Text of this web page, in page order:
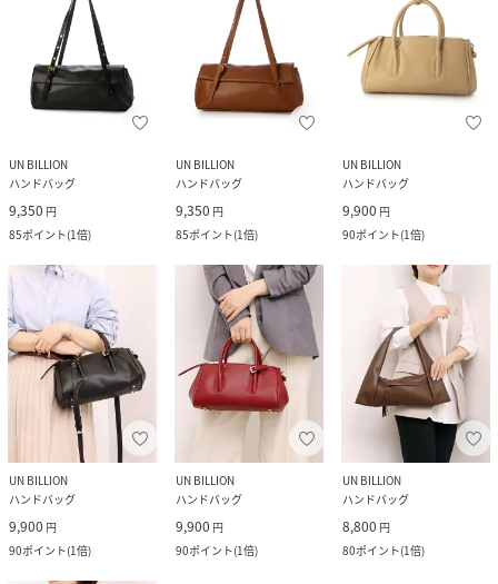
UN BILLION
ハンドバッグ
9,350 円
85ポイント(1倍)
UN BILLION
ハンドバッグ
9,350 円
85ポイント(1倍)
UN BILLION
ハンドバッグ
9,900 円
90ポイント(1倍)
UN BILLION
ハンドバッグ
9,900 円
90ポイント(1倍)
UN BILLION
ハンドバッグ
9,900 円
90ポイント(1倍)
UN BILLION
ハンドバッグ
8,800 円
80ポイント(1倍)